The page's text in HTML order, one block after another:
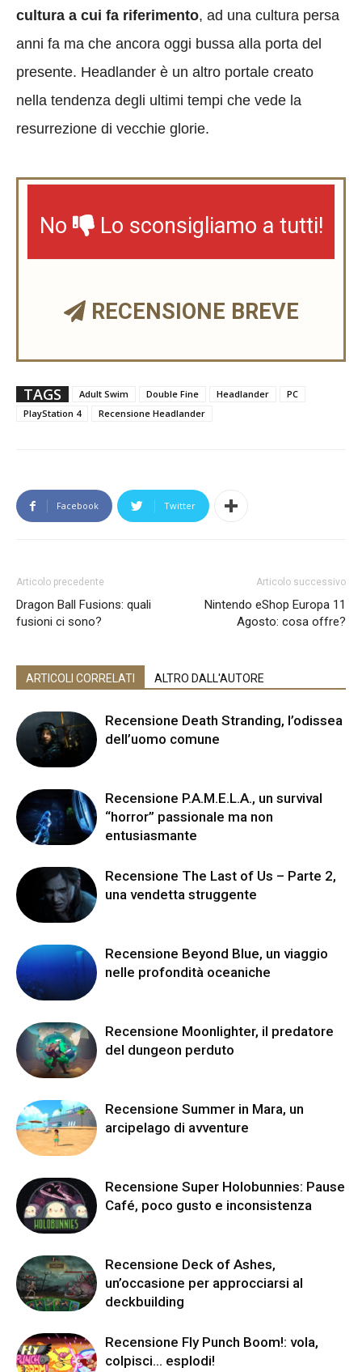
cultura a cui fa riferimento, ad una cultura persa
anni fa ma che ancora oggi bussa alla porta del
presente. Headlander è un altro portale creato
nella tendenza degli ultimi tempi che vede la
resurrezione di vecchie glorie.
No Lo sconsigliamo a tutti!
RECENSIONE BREVE
TAGS Adult Swim Double Fine Headlander
PC
PlayStation 4
Recensione Headlander
Facebook Twitter
Articolo precedente
Dragon Ball Fusions: quali
fusioni ci sono?
Articolo successivo
Nintendo eShop Europa 11
Agosto: cosa offre?
ARTICOLI CORRELATI ALTRO DALL'AUTORE
Recensione Death Stranding, l’odissea
dell’uomo comune
Recensione P.A.M.E.L.A., un survival
“horror” passionale ma non
entusiasmante
Recensione The Last of Us – Parte 2,
una vendetta struggente
Recensione Beyond Blue, un viaggio
nelle profondità oceaniche
Recensione Moonlighter, il predatore
del dungeon perduto
Recensione Summer in Mara, un
arcipelago di avventure
Recensione Super Holobunnies: Pause
Café, poco gusto e inconsistenza
Recensione Deck of Ashes,
un’occasione per approcciarsi al
deckbuilding
Recensione Fly Punch Boom!: vola,
colpisci… esplodi!